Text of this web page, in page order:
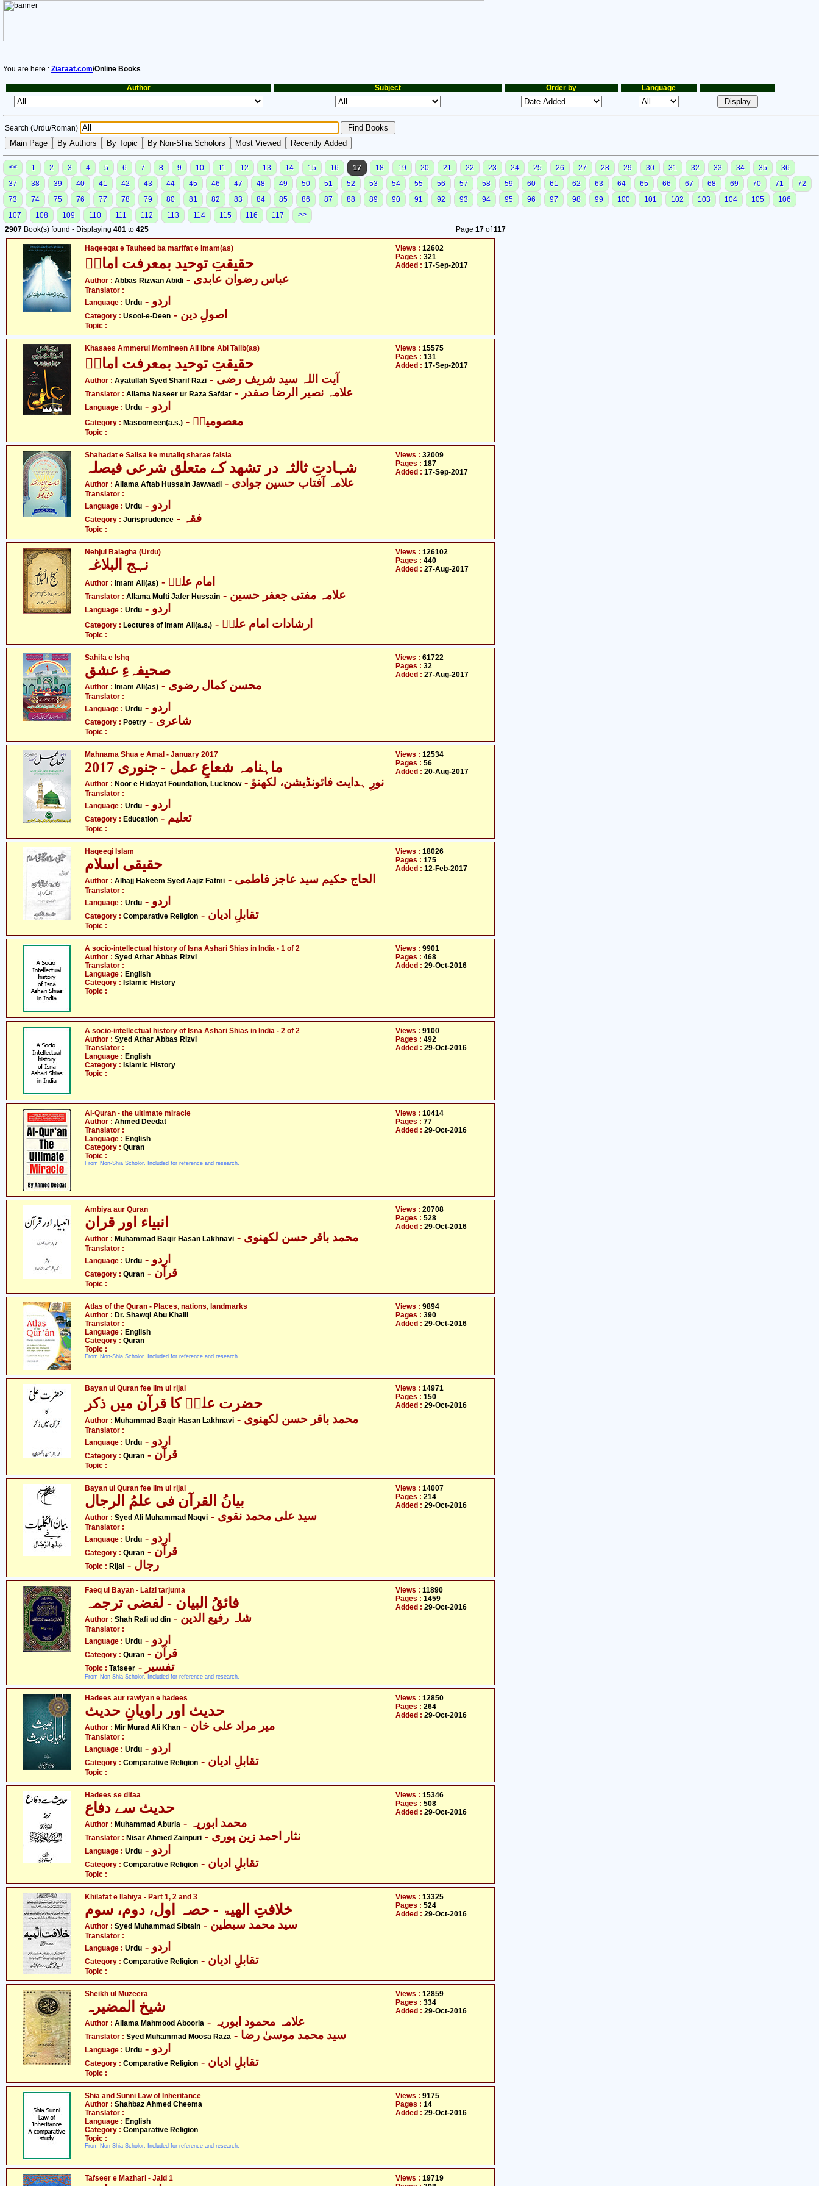
You are here : Ziaraat.com/Online Books
Author Subject Order by Language
Search (Urdu/Roman)
<< 1 2 3 4 5 6 7 8 9 10 11 12 13 14 15 16 17 18 19 20 21 22 23 24 25 26 27 28 29 30 31 32 33 34 35
36
37
38 39 40 41 42 43 44 45 46 47 48 49 50 51 52 53 54 55 56 57 58 59 60 61 62 63 64 65 66 67 68 69 70 71
72
73
74 75 76 77 78 79 80 81 82 83 84 85 86 87 88 89 90 91 92 93 94 95 96 97 98 99 100 101 102 103 104 105
106
107
108 109 110 111 112 113 114 115 116 117
>>
2907 Book(s) found - Displaying 401 to 425 Page 17of117
Haqeeqat e Tauheed ba marifat e Imam(as)
حقیقتِ توحید بمعرفت امامؑ
Author : Abbas Rizwan Abidi - عباس رضوان عابدی
Translator :
Language : Urdu - اردو
Category : Usool-e-Deen - اصولِ دین
Topic :
Views : 12602
Pages : 321
Added : 17-Sep-2017
Khasaes Ammerul Momineen Ali ibne Abi Talib(as)
حقیقتِ توحید بمعرفت امامؑ
Author : Ayatullah Syed Sharif Razi - آیت اللہ سید شریف رضی
Translator : Allama Naseer ur Raza Safdar - علامہ نصیر الرضا صفدر
Language : Urdu - اردو
Category : Masoomeen(a.s.) - معصومینؑ
Topic :
Views : 15575
Pages : 131
Added : 17-Sep-2017
Shahadat e Salisa ke mutaliq sharae faisla
شہادتِ ثالثہ در تشھد کے متعلق شرعی فیصلہ
Author : Allama Aftab Hussain Jawwadi - علامہ آفتاب حسین جوادی
Translator :
Language : Urdu - اردو
Category : Jurisprudence - فقہ
Topic :
Views : 32009
Pages : 187
Added : 17-Sep-2017
Nehjul Balagha (Urdu)
نہج البلاغہ
Author : Imam Ali(as) - امام علیؑ
Translator : Allama Mufti Jafer Hussain - علامہ مفتی جعفر حسین
Language : Urdu - اردو
Category : Lectures of Imam Ali(a.s.) - ارشادات امام علیؑ
Topic :
Views : 126102
Pages : 440
Added : 27-Aug-2017
Sahifa e Ishq
صحیفہءِ عشق
Author : Imam Ali(as) - محسن کمال رضوی
Translator :
Language : Urdu - اردو
Category : Poetry - شاعری
Topic :
Views : 61722
Pages : 32
Added : 27-Aug-2017
Mahnama Shua e Amal - January 2017
ماہنامہ شعاعِ عمل - جنوری 2017
Author : Noor e Hidayat Foundation, Lucknow - نورِ ہدایت فائونڈیشن، لکھنؤ
Translator :
Language : Urdu - اردو
Category : Education - تعلیم
Topic :
Views : 12534
Pages : 56
Added : 20-Aug-2017
Haqeeqi Islam
حقیقی اسلام
Author : Alhajj Hakeem Syed Aajiz Fatmi - الحاج حکیم سید عاجز فاطمی
Translator :
Language : Urdu - اردو
Category : Comparative Religion - تقابلِ ادیان
Topic :
Views : 18026
Pages : 175
Added : 12-Feb-2017
A socio-intellectual history of Isna Ashari Shias in India - 1 of 2
Author : Syed Athar Abbas Rizvi
Translator :
Language : English
Category : Islamic History
Topic :
Views : 9901
Pages : 468
Added : 29-Oct-2016
A socio-intellectual history of Isna Ashari Shias in India - 2 of 2
Author : Syed Athar Abbas Rizvi
Translator :
Language : English
Category : Islamic History
Topic :
Views : 9100
Pages : 492
Added : 29-Oct-2016
Al-Quran - the ultimate miracle
Author : Ahmed Deedat
Translator :
Language : English
Category : Quran
Topic :
From Non-Shia Scholor. Included for reference and research.
Views : 10414
Pages : 77
Added : 29-Oct-2016
Ambiya aur Quran
انبیاء اور قران
Author : Muhammad Baqir Hasan Lakhnavi - محمد باقر حسن لکھنوی
Translator :
Language : Urdu - اردو
Category : Quran - قرآن
Topic :
Views : 20708
Pages : 528
Added : 29-Oct-2016
Atlas of the Quran - Places, nations, landmarks
Author : Dr. Shawqi Abu Khalil
Translator :
Language : English
Category : Quran
Topic :
From Non-Shia Scholor. Included for reference and research.
Views : 9894
Pages : 390
Added : 29-Oct-2016
Bayan ul Quran fee ilm ul rijal
حضرت علیؑ کا قرآن میں ذکر
Author : Muhammad Baqir Hasan Lakhnavi - محمد باقر حسن لکھنوی
Translator :
Language : Urdu - اردو
Category : Quran - قرآن
Topic :
Views : 14971
Pages : 150
Added : 29-Oct-2016
Bayan ul Quran fee ilm ul rijal
بیانُ القرآن فی علمُ الرجال
Author : Syed Ali Muhammad Naqvi - سید علی محمد نقوی
Translator :
Language : Urdu - اردو
Category : Quran - قرآن
Topic : Rijal - رجال
Views : 14007
Pages : 214
Added : 29-Oct-2016
Faeq ul Bayan - Lafzi tarjuma
فائقُ البیان - لفضی ترجمہ
Author : Shah Rafi ud din - شاہ رفیع الدین
Translator :
Language : Urdu - اردو
Category : Quran - قرآن
Topic : Tafseer - تفسیر
From Non-Shia Scholor. Included for reference and research.
Views : 11890
Pages : 1459
Added : 29-Oct-2016
Hadees aur rawiyan e hadees
حدیث اور راویانِ حدیث
Author : Mir Murad Ali Khan - میر مراد علی خان
Translator :
Language : Urdu - اردو
Category : Comparative Religion - تقابلِ ادیان
Topic :
Views : 12850
Pages : 264
Added : 29-Oct-2016
Hadees se difaa
حدیث سے دفاع
Author : Muhammad Aburia - محمد ابوریہ
Translator : Nisar Ahmed Zainpuri - نثار احمد زین پوری
Language : Urdu - اردو
Category : Comparative Religion - تقابلِ ادیان
Topic :
Views : 15346
Pages : 508
Added : 29-Oct-2016
Khilafat e Ilahiya - Part 1, 2 and 3
خلافتِ الھیۃ - حصہ اول، دوم، سوم
Author : Syed Muhammad Sibtain - سید محمد سبطین
Translator :
Language : Urdu - اردو
Category : Comparative Religion - تقابلِ ادیان
Topic :
Views : 13325
Pages : 524
Added : 29-Oct-2016
Sheikh ul Muzeera
شیخ المضیرہ
Author : Allama Mahmood Abooria - علامہ محمود ابوریہ
Translator : Syed Muhammad Moosa Raza - سید محمد موسیٰ رضا
Language : Urdu - اردو
Category : Comparative Religion - تقابلِ ادیان
Topic :
Views : 12859
Pages : 334
Added : 29-Oct-2016
Shia and Sunni Law of Inheritance
Author : Shahbaz Ahmed Cheema
Translator :
Language : English
Category : Comparative Religion
Topic :
From Non-Shia Scholor. Included for reference and research.
Views : 9175
Pages : 14
Added : 29-Oct-2016
Tafseer e Mazhari - Jald 1 Views : 19719